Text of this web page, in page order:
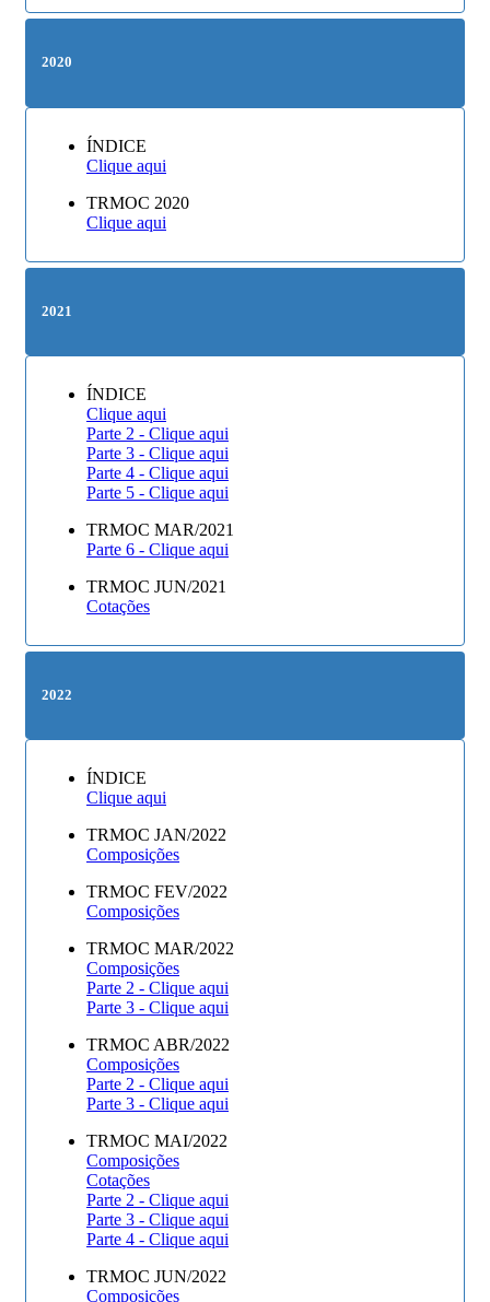
2020
ÍNDICE
Clique aqui
TRMOC 2020
Clique aqui
2021
ÍNDICE
Clique aqui
Parte 2 - Clique aqui
Parte 3 - Clique aqui
Parte 4 - Clique aqui
Parte 5 - Clique aqui
TRMOC MAR/2021
Parte 6 - Clique aqui
TRMOC JUN/2021
Cotações
2022
ÍNDICE
Clique aqui
TRMOC JAN/2022
Composições
TRMOC FEV/2022
Composições
TRMOC MAR/2022
Composições
Parte 2 - Clique aqui
Parte 3 - Clique aqui
TRMOC ABR/2022
Composições
Parte 2 - Clique aqui
Parte 3 - Clique aqui
TRMOC MAI/2022
Composições
Cotações
Parte 2 - Clique aqui
Parte 3 - Clique aqui
Parte 4 - Clique aqui
TRMOC JUN/2022
Composições